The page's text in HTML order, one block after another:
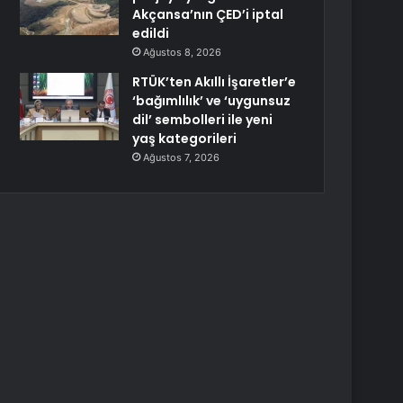
Akçansa’nın ÇED’i iptal
edildi
Ağustos 8, 2026
RTÜK’ten Akıllı İşaretler’e
‘bağımlılık’ ve ‘uygunsuz
dil’ sembolleri ile yeni
yaş kategorileri
Ağustos 7, 2026